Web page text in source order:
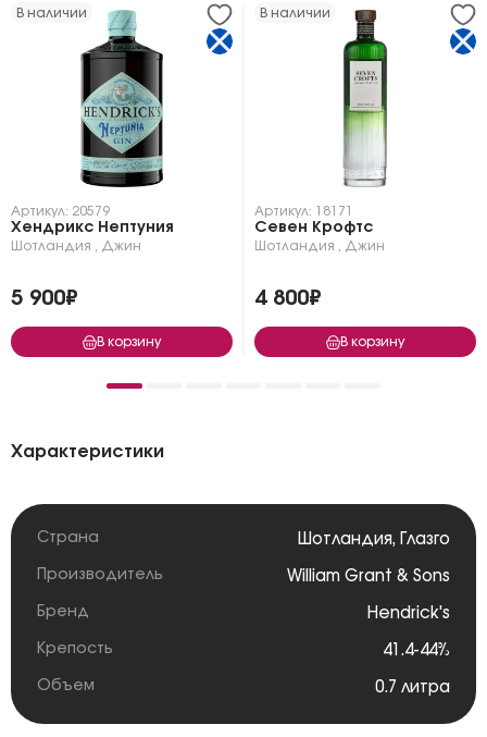
В наличии
Артикул: 20579
Хендрикс Нептуния
Шотландия Джин
5 900₽
В корзину
В наличии
Артикул: 18171
Севен Крофтс
Шотландия Джин
4 800₽
В корзину
Характеристики
Страна Шотландия, Глазго
Производитель William Grant & Sons
Бренд Hendrick's
Крепость 41.4-44%
Объем 0.7 литра